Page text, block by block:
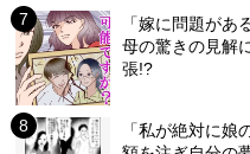
「嫁に問題が
母の驚きの見解
張!?
「私が絶対に